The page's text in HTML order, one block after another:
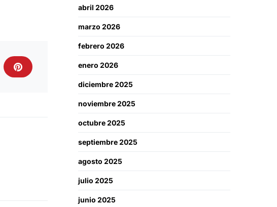
abril 2026
marzo 2026
febrero 2026
enero 2026
diciembre 2025
noviembre 2025
octubre 2025
septiembre 2025
agosto 2025
julio 2025
junio 2025